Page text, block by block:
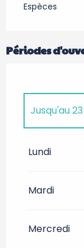
Espèces
Périodes
Jusqu'au
Lundi
Mardi
Mercredi